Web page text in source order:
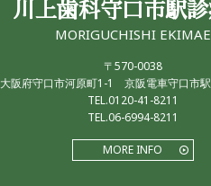
川上歯科守口市駅
MORIGUCHISHI EKIMAE
〒570-0038
大阪府守口市河原町1-1 京阪電車守口市
TEL.0120-41-8211
TEL.06-6994-8211
MORE INFO